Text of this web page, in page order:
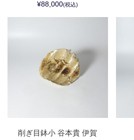
¥88,000(税込)
削ぎ目鉢小 谷本貴 伊賀